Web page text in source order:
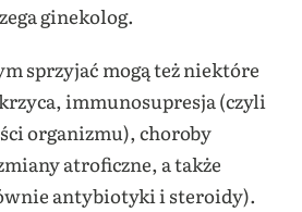
ginekolog.
sprzyjać mogą też niektóre
immunosupresja (czyli
organizmu), choroby
atroficzne, a także
antybiotyki i steroidy).